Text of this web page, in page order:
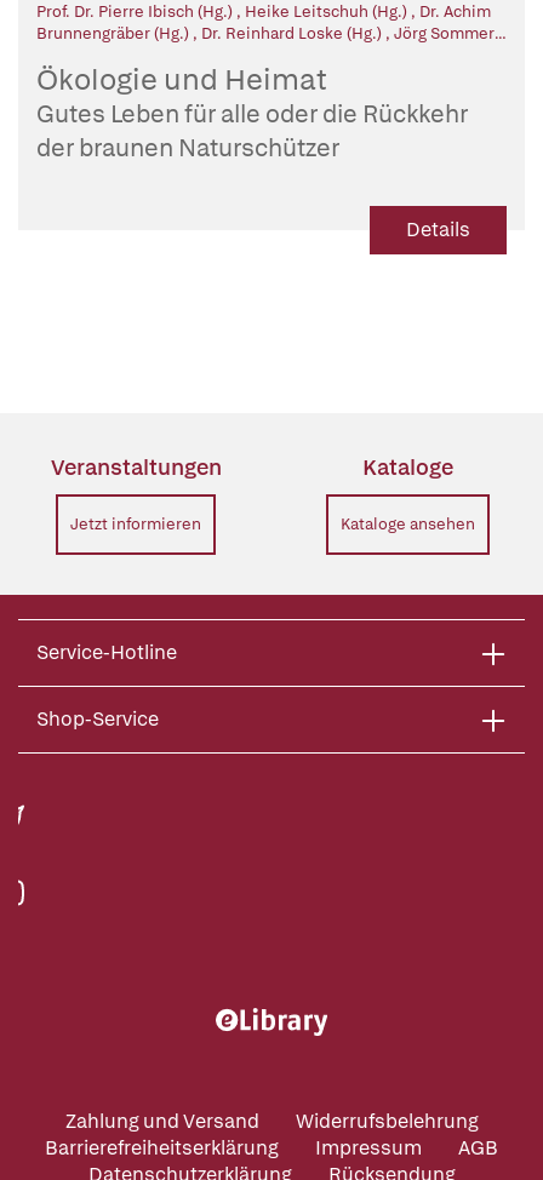
Prof. Dr. Pierre Ibisch (Hg.) , Heike Leitschuh (Hg.) , Dr. Achim
Brunnengräber (Hg.) , Dr. Reinhard Loske (Hg.) , Jörg Sommer
Ökologie und Heimat
Gutes Leben für alle oder die Rückkehr
der braunen Naturschützer
Details
Veranstaltungen
Jetzt informieren
Kataloge
Kataloge ansehen
Service-Hotline
Shop-Service
Zahlung und Versand
Widerrufsbelehrung
Barrierefreiheitserklärung
Impressum
AGB
Datenschutzerklärung
Rücksendung